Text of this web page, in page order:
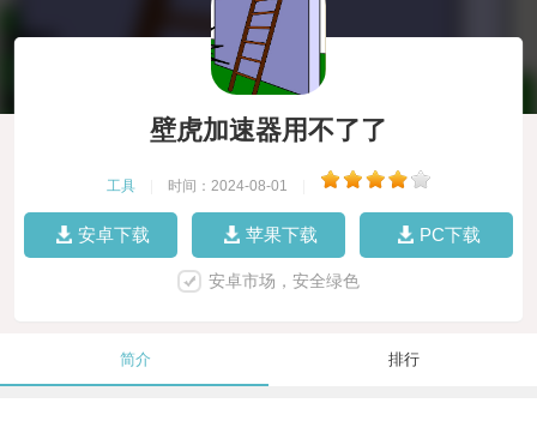
壁虎加速器用不了了
工具 时间：2024-08-01
安卓下载 苹果下载 PC下载
安卓市场，安全绿色
简介 排行